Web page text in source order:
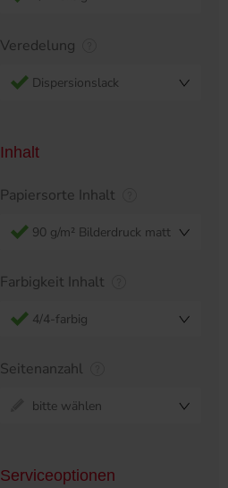
Veredelung
Dispersionslack
Inhalt
Papiersorte Inhalt
90 g/m² Bilderdruck matt
Farbigkeit Inhalt
4/4-farbig
Seitenanzahl
bitte wählen
Serviceoptionen